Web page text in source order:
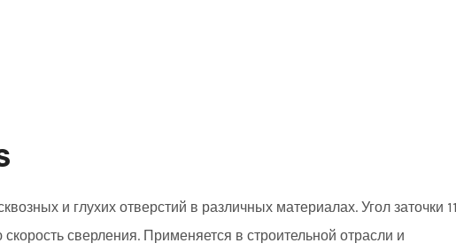
и глухих отверстий в различных материалах. Угол заточки
сверления. Применяется в строительной отрасли и